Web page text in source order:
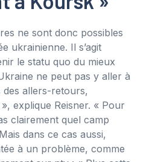
ne sont donc possibles
ukrainienne. Il s’agit
le statu quo du mieux
ne peut pas y aller à
des allers-retours,
explique Reisner. « Pour
clairement quel camp
dans ce cas aussi,
à un problème, comme